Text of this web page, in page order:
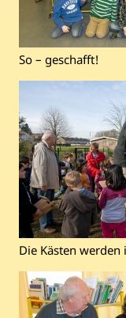
So – geschafft!
Die Kästen